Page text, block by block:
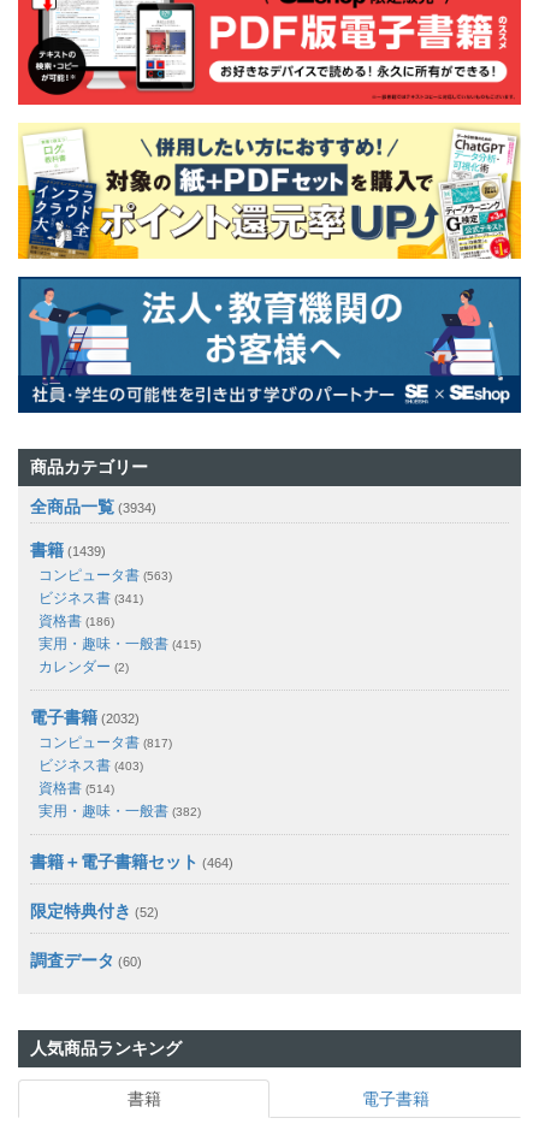
商品カテゴリー
全商品一覧 (3934)
書籍 (1439)
コンピュータ書 (563)
ビジネス書 (341)
資格書 (186)
実用・趣味・一般書 (415)
カレンダー (2)
電子書籍 (2032)
コンピュータ書 (817)
ビジネス書 (403)
資格書 (514)
実用・趣味・一般書 (382)
書籍＋電子書籍セット (464)
限定特典付き (52)
調査データ (60)
人気商品ランキング
書籍 電子書籍